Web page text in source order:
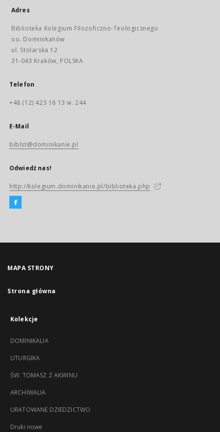
Adres
Biblioteka Kolegium Filozoficzno-Teologicznego
oo. Dominikanów
ul. Stolarska 12
31-043 Kraków, POLSKA
Telefon
+48 (12) 423 16 13 w. 244
E-Mail
biblst@dominikanie.pl
Odwiedź nas!
http://kolegium.dominikanie.pl/biblioteka.php
MAPA STRONY
Strona główna
Kolekcje
DOMINIKALIA
LITURGIKA
ŚW. TOMASZ Z AKWINU
ARCHIWALIA
URATOWANE DZIEDZICTWO
Druki nowe